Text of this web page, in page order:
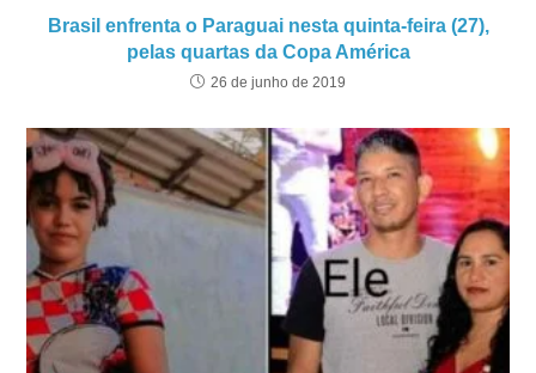
Brasil enfrenta o Paraguai nesta quinta-feira (27),
pelas quartas da Copa América
26 de junho de 2019